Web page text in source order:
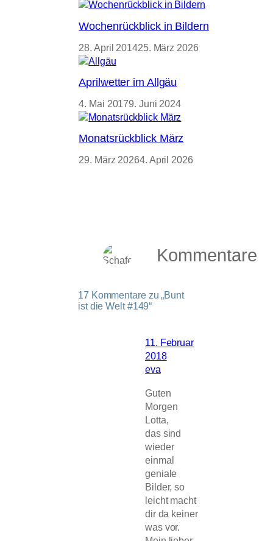
Wochenrückblick in Bildern
28. April 201425. März 2026
Aprilwetter im Allgäu
4. Mai 20179. Juni 2024
Monatsrückblick März
29. März 20264. April 2026
Kommentare
17 Kommentare zu „Bunt
ist die Welt #149“
11. Februar
2018
eva
Guten
Morgen
Lotta,
das sind
wieder
einmal
geniale
Bilder, so
leicht macht
dir da keiner
was vor.